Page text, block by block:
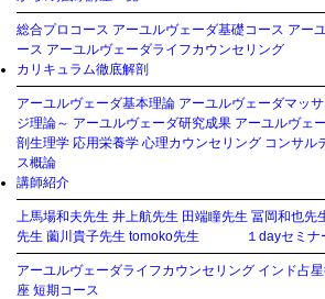
総合プロコース アーユルヴェーダ基礎コース アー
ース アーユルヴェーダライフカウンセリング
カリキュラム徹底解剖
アーユルヴェーダ基本理論 アーユルヴェーダマッ
ジ理論～ アーユルヴェーダ研究成果 アーユルヴェ
剖生理学 応用栄養学 心理カウンセリング コンサル
ス概論
講師紹介
上馬場和夫先生 井上航先生 田端瞳先生 冨岡和也先
先生 薗川貴子先生 tomoko先生 １dayセミナ
アーユルヴェーダライフカウンセリング インド占
座 短期コース